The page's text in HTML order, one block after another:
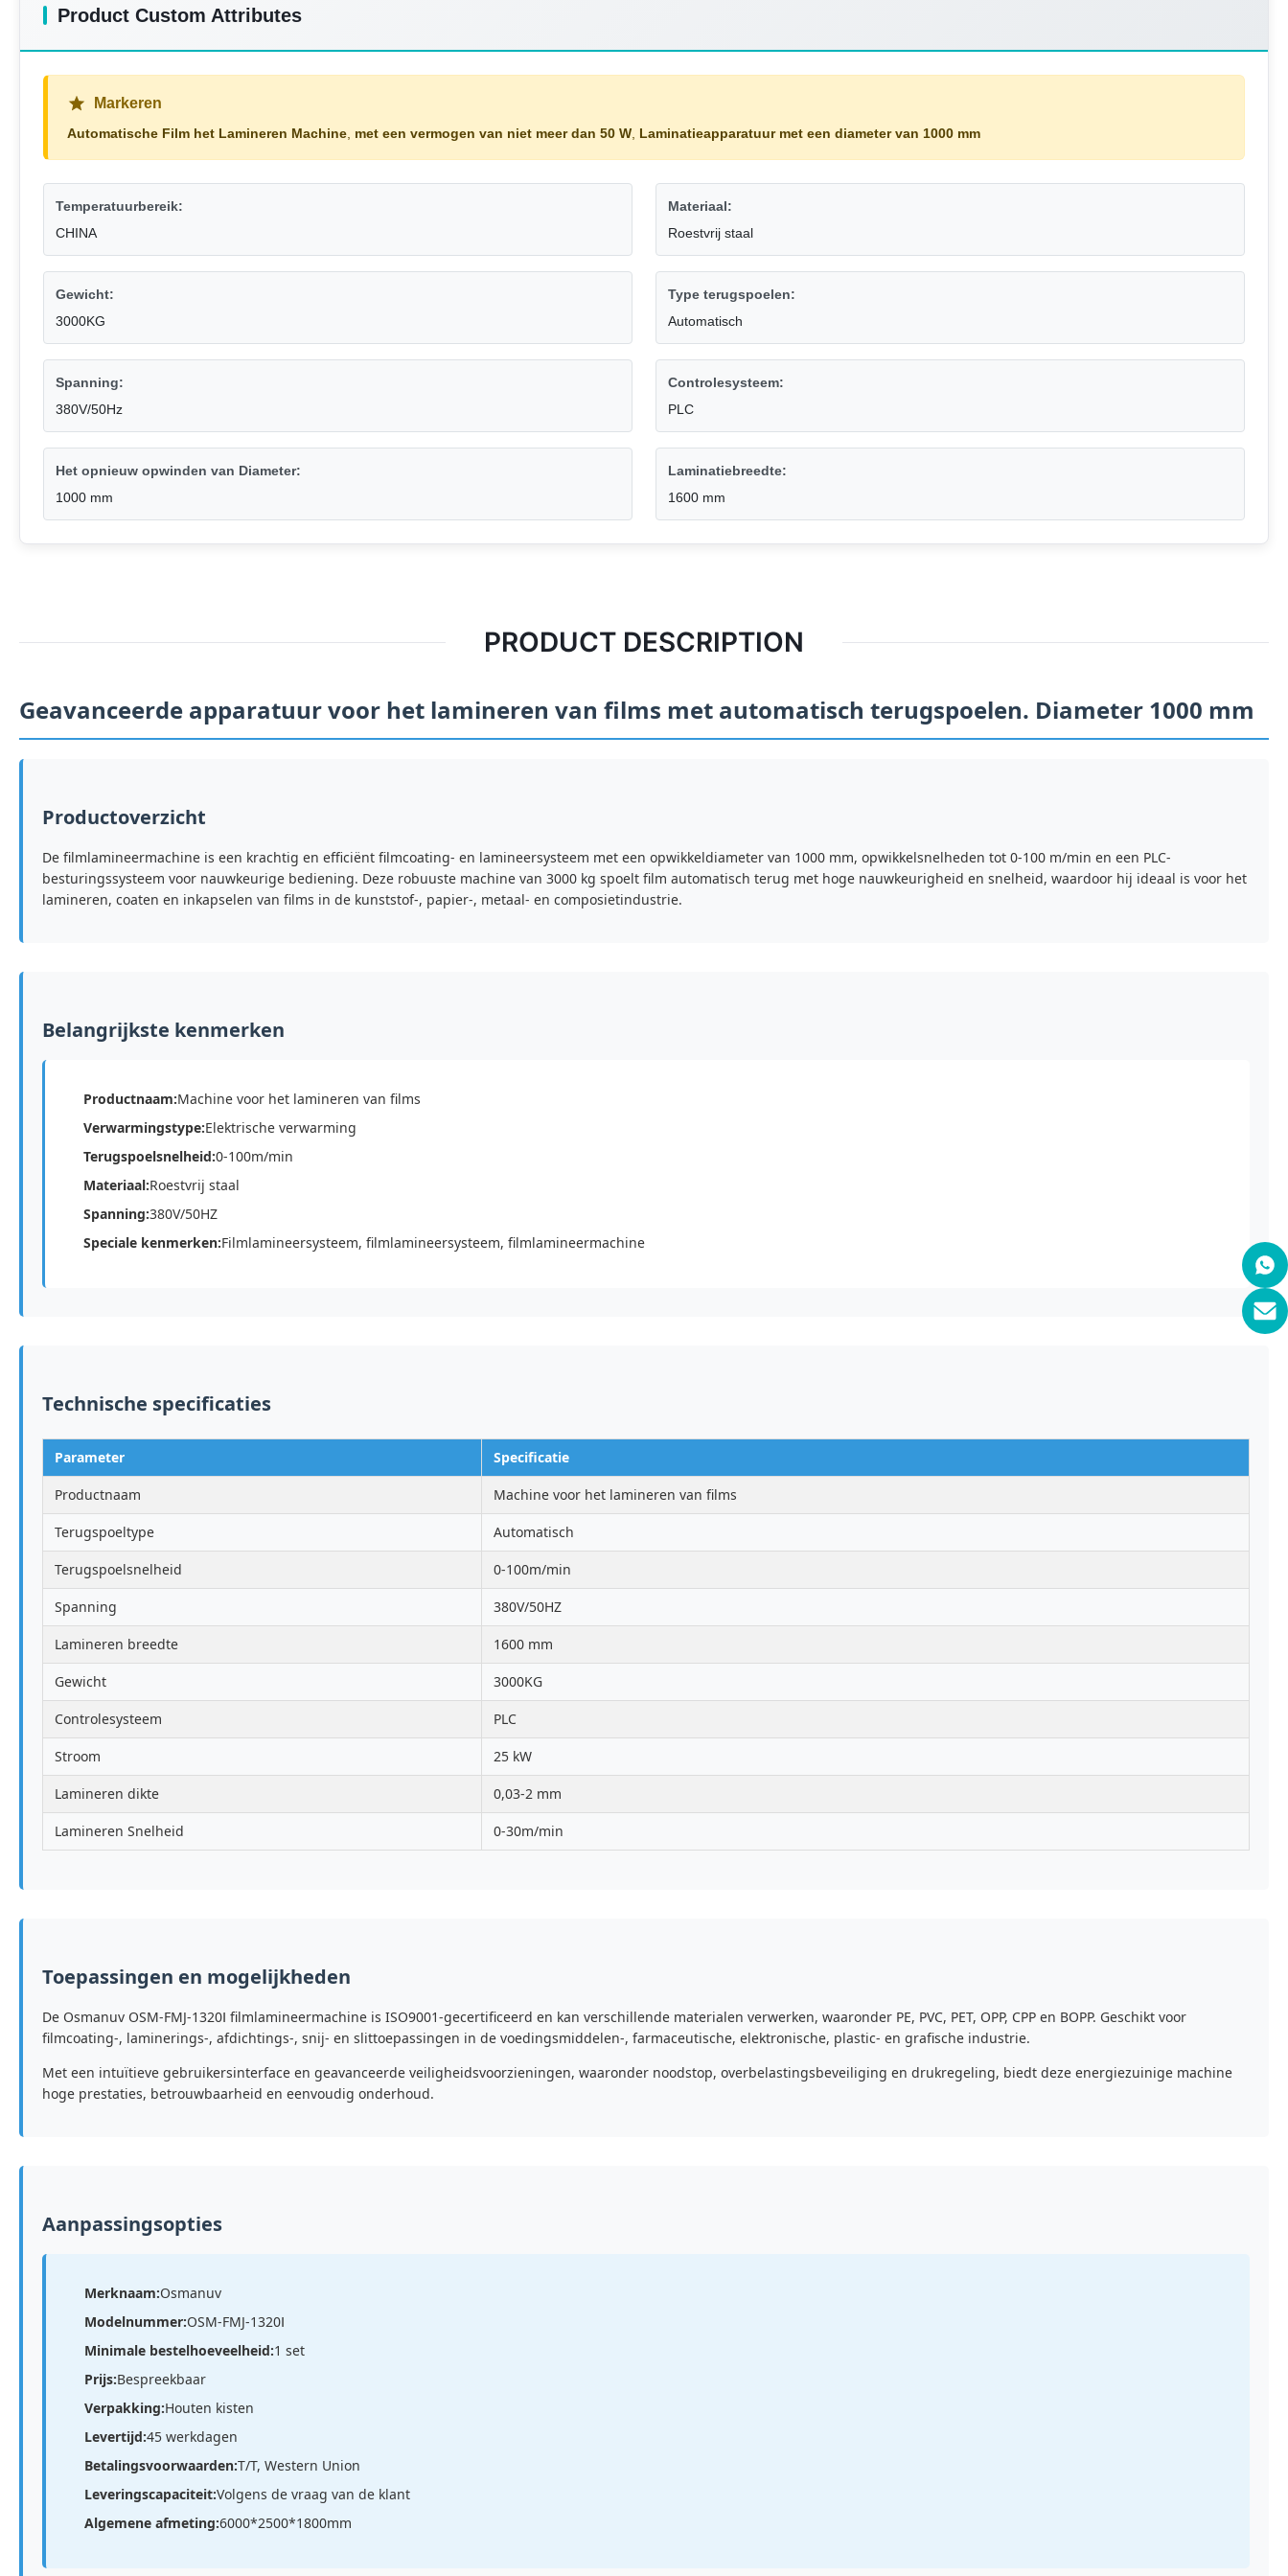
Product Custom Attributes
Markeren
Automatische Film het Lamineren Machine met een vermogen van niet meer dan 50 W Laminatieapparatuur met een diameter van 1000 mm
Temperatuurbereik:
CHINA
Materiaal:
Roestvrij staal
Gewicht:
3000KG
Type terugspoelen:
Automatisch
Spanning:
380V/50Hz
Controlesysteem:
PLC
Het opnieuw opwinden van Diameter:
1000 mm
Laminatiebreedte:
1600 mm
PRODUCT DESCRIPTION
Geavanceerde apparatuur voor het lamineren van films met automatisch terugspoelen. Diameter 1000 mm
Productoverzicht
De filmlamineermachine is een krachtig en efficiënt filmcoating- en lamineersysteem met een opwikkeldiameter van 1000 mm, opwikkelsnelheden tot 0-100 m/min en een PLC-
besturingssysteem voor nauwkeurige bediening. Deze robuuste machine van 3000 kg spoelt film automatisch terug met hoge nauwkeurigheid en snelheid, waardoor hij ideaal is voor het
lamineren, coaten en inkapselen van films in de kunststof-, papier-, metaal- en composietindustrie.
Belangrijkste kenmerken
Productnaam:Machine voor het lamineren van films
Verwarmingstype:Elektrische verwarming
Terugspoelsnelheid:0-100m/min
Materiaal:Roestvrij staal
Spanning:380V/50HZ
Speciale kenmerken:Filmlamineersysteem, filmlamineersysteem, filmlamineermachine
Technische specificaties
Parameter Specificatie
Productnaam Machine voor het lamineren van films
Terugspoeltype Automatisch
Terugspoelsnelheid 0-100m/min
Spanning 380V/50HZ
Lamineren breedte 1600 mm
Gewicht 3000KG
Controlesysteem PLC
Stroom 25 kW
Lamineren dikte 0,03-2 mm
Lamineren Snelheid 0-30m/min
Toepassingen en mogelijkheden
De Osmanuv OSM-FMJ-1320Ⅰ filmlamineermachine is ISO9001-gecertificeerd en kan verschillende materialen verwerken, waaronder PE, PVC, PET, OPP, CPP en BOPP. Geschikt voor
filmcoating-, laminerings-, afdichtings-, snij- en slittoepassingen in de voedingsmiddelen-, farmaceutische, elektronische, plastic- en grafische industrie.
Met een intuïtieve gebruikersinterface en geavanceerde veiligheidsvoorzieningen, waaronder noodstop, overbelastingsbeveiliging en drukregeling, biedt deze energiezuinige machine
hoge prestaties, betrouwbaarheid en eenvoudig onderhoud.
Aanpassingsopties
Merknaam:Osmanuv
Modelnummer:OSM-FMJ-1320Ⅰ
Minimale bestelhoeveelheid:1 set
Prijs:Bespreekbaar
Verpakking:Houten kisten
Levertijd:45 werkdagen
Betalingsvoorwaarden:T/T, Western Union
Leveringscapaciteit:Volgens de vraag van de klant
Algemene afmeting:6000*2500*1800mm